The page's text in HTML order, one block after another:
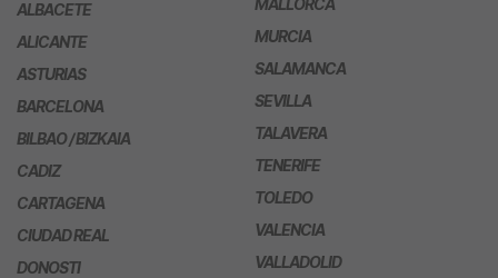
ALBACETE
ALICANTE
ASTURIAS
BARCELONA
BILBAO / BIZKAIA
CADIZ
CARTAGENA
CIUDAD REAL
DONOSTI
MURCIA
SALAMANCA
SEVILLA
TALAVERA
TENERIFE
TOLEDO
VALENCIA
VALLADOLID